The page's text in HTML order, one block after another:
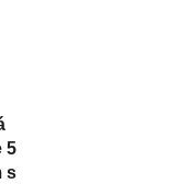
5
s